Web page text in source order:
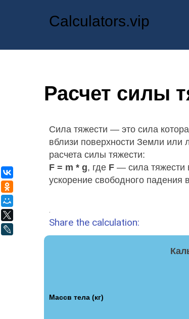
Calculators.vip
Расчет силы
Сила тяжести — это сила
вблизи поверхности Земли или
расчета силы тяжести:
F = m * g, где F — сила тяжести
ускорение свободного падения
Share the calculation:
Массв тела (кг)
ВКонтакте
Одноклассники